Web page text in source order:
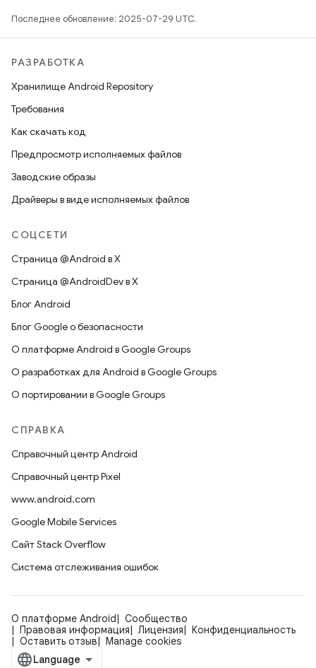
Последнее обновление: 2025-07-29 UTC.
РАЗРАБОТКА
Хранилище Android Repository
Требования
Как скачать код
Предпросмотр исполняемых файлов
Заводские образы
Драйверы в виде исполняемых файлов
СОЦСЕТИ
Страница @Android в X
Страница @AndroidDev в X
Блог Android
Блог Google о безопасности
О платформе Android в Google Groups
О разработках для Android в Google Groups
О портировании в Google Groups
СПРАВКА
Справочный центр Android
Справочный центр Pixel
www.android.com
Google Mobile Services
Сайт Stack Overflow
Система отслеживания ошибок
О платформе Android
Сообщество
Правовая информация
Лицензия
Конфиденциальность
Оставить отзыв
Manage cookies